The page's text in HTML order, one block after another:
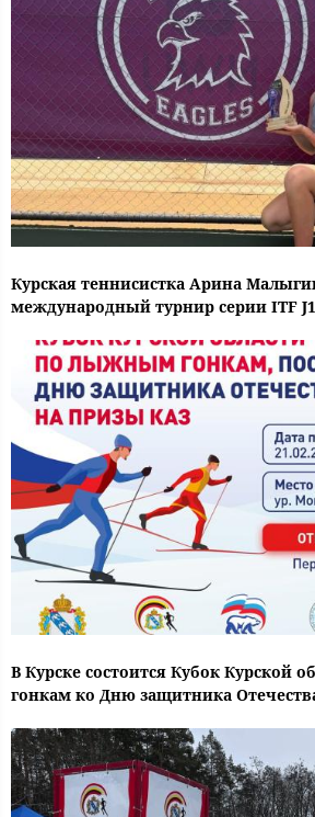
Курская теннисистка Арина
международный турнир серии ITF
В Курске состоится Кубок Курской
гонкам ко Дню защитника